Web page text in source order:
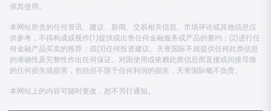
供其使用。
本网站所含的任何资讯、建议、新闻、交易相关信息、市场评论或其他信息仅
供参考，不得构成或视作(1)提供或出售任何金融服务或产品的要约；(2)进行任
何金融产品买卖的推荐；或(3)任何投资建议。天誉国际不就提供任何此类信息
的准确性及完整性作出任何保证。对因使用或依赖此类信息而直接或间接导致
的任何损失或损害，包括但不限于任何利润的损失，天誉国际概不负责。
本网站上的内容可随时更改，恕不另行通知。